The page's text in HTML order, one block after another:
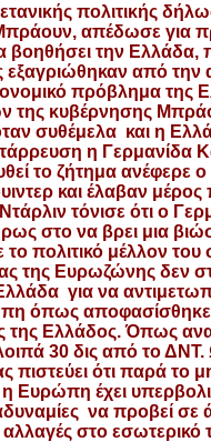
πολιτικής
απέδωσε για
βοηθήσει την
εξαγριώθηκαν από την
πρόβλημα της
της κυβέρνησης
συθέμελα και η
η Γερμανίδα
το ζήτημα ανέφερε ο
και έλαβαν μέρος
τόνισε ότι ο
στο να βρει μια
πολιτικό μέλλον
της Ευρωζώνης δεν
για να
όπως
της Ελλάδος. Όπως
30 δις από το
πιστεύει ότι παρά το
η Ευρώπη έχει
να προβεί σε
στο εσωτερικό